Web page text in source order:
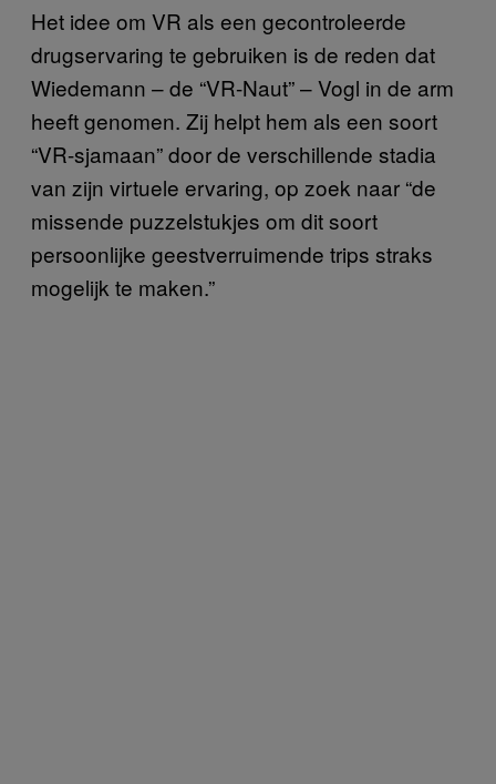
Het idee om VR als een gecontroleerde
drugservaring te gebruiken is de reden dat
Wiedemann – de “VR-Naut” – Vogl in de arm
heeft genomen. Zij helpt hem als een soort
“VR-sjamaan” door de verschillende stadia
van zijn virtuele ervaring, op zoek naar “de
missende puzzelstukjes om dit soort
persoonlijke geestverruimende trips straks
mogelijk te maken.”